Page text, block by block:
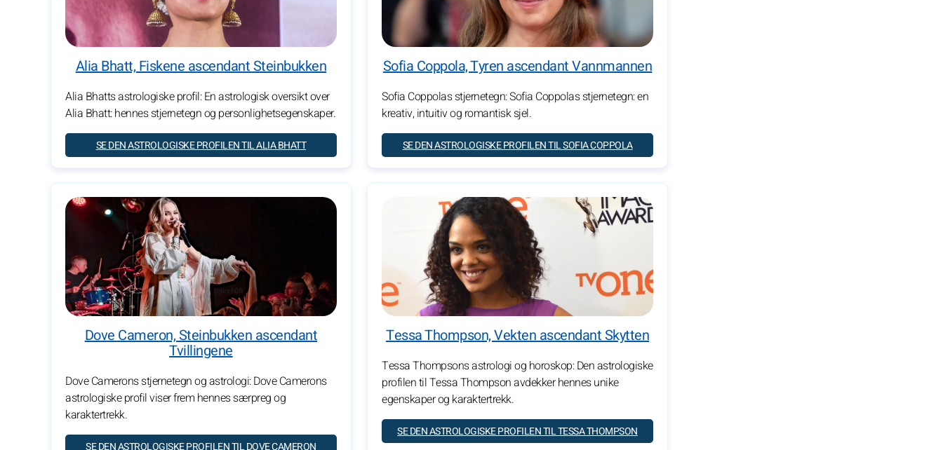
Alia Bhatt, Fiskene ascendant Steinbukken
Alia Bhatts astrologiske profil: En astrologisk oversikt over
Alia Bhatt: hennes stjernetegn og personlighetsegenskaper.
SE DEN ASTROLOGISKE PROFILEN TIL ALIA BHATT
Sofia Coppola, Tyren ascendant Vannmannen
Sofia Coppolas stjernetegn: Sofia Coppolas stjernetegn: en
kreativ, intuitiv og romantisk sjel.
SE DEN ASTROLOGISKE PROFILEN TIL SOFIA COPPOLA
Dove Cameron, Steinbukken ascendant
Tvillingene
Dove Camerons stjernetegn og astrologi: Dove Camerons
astrologiske profil viser frem hennes særpreg og
karaktertrekk.
SE DEN ASTROLOGISKE PROFILEN TIL DOVE CAMERON
Tessa Thompson, Vekten ascendant Skytten
Tessa Thompsons astrologi og horoskop: Den astrologiske
profilen til Tessa Thompson avdekker hennes unike
egenskaper og karaktertrekk.
SE DEN ASTROLOGISKE PROFILEN TIL TESSA THOMPSON